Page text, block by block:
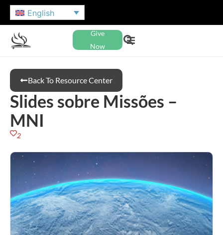
English
Give
Now
Back To Resource Center
Slides sobre Missões –
MNI
2